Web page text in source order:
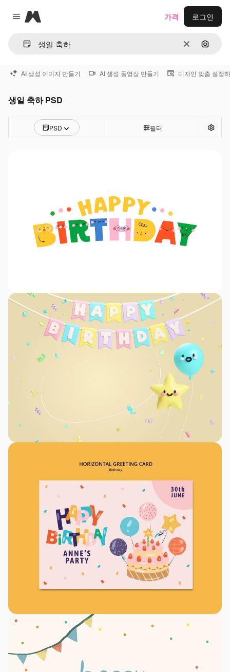
Close menu
Magnific
지우기이미지
가격 로그인
AI 생성 이미지 만들기 AI 생성 동영상 만들기 디자인 맞춤 설정
생일 축하 PSD
PSD 필터